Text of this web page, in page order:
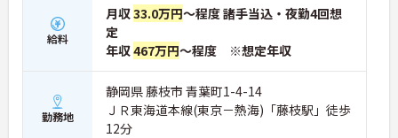
給料
月収33.0万円～程度 諸手当込・夜勤4回想
定
年収467万円～程度 ※想定年収
勤務地
静岡県 藤枝市 青葉町1-4-14
ＪＲ東海道本線(東京－熱海)「藤枝駅」徒歩
12分